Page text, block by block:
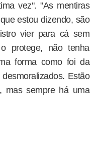
vez". "As mentiras
estou dizendo, são
vier para cá sem
protege, não tenha
forma como foi da
Estão
mas sempre há uma